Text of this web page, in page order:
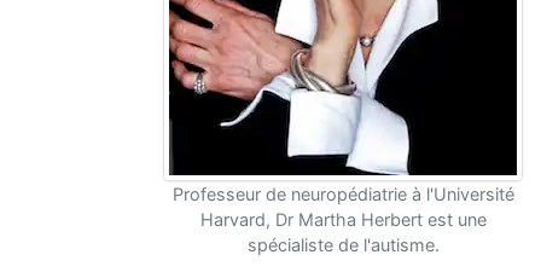
Professeur de neuropédiatrie à l'Université
Harvard, Dr Martha Herbert est une
spécialiste de l'autisme.